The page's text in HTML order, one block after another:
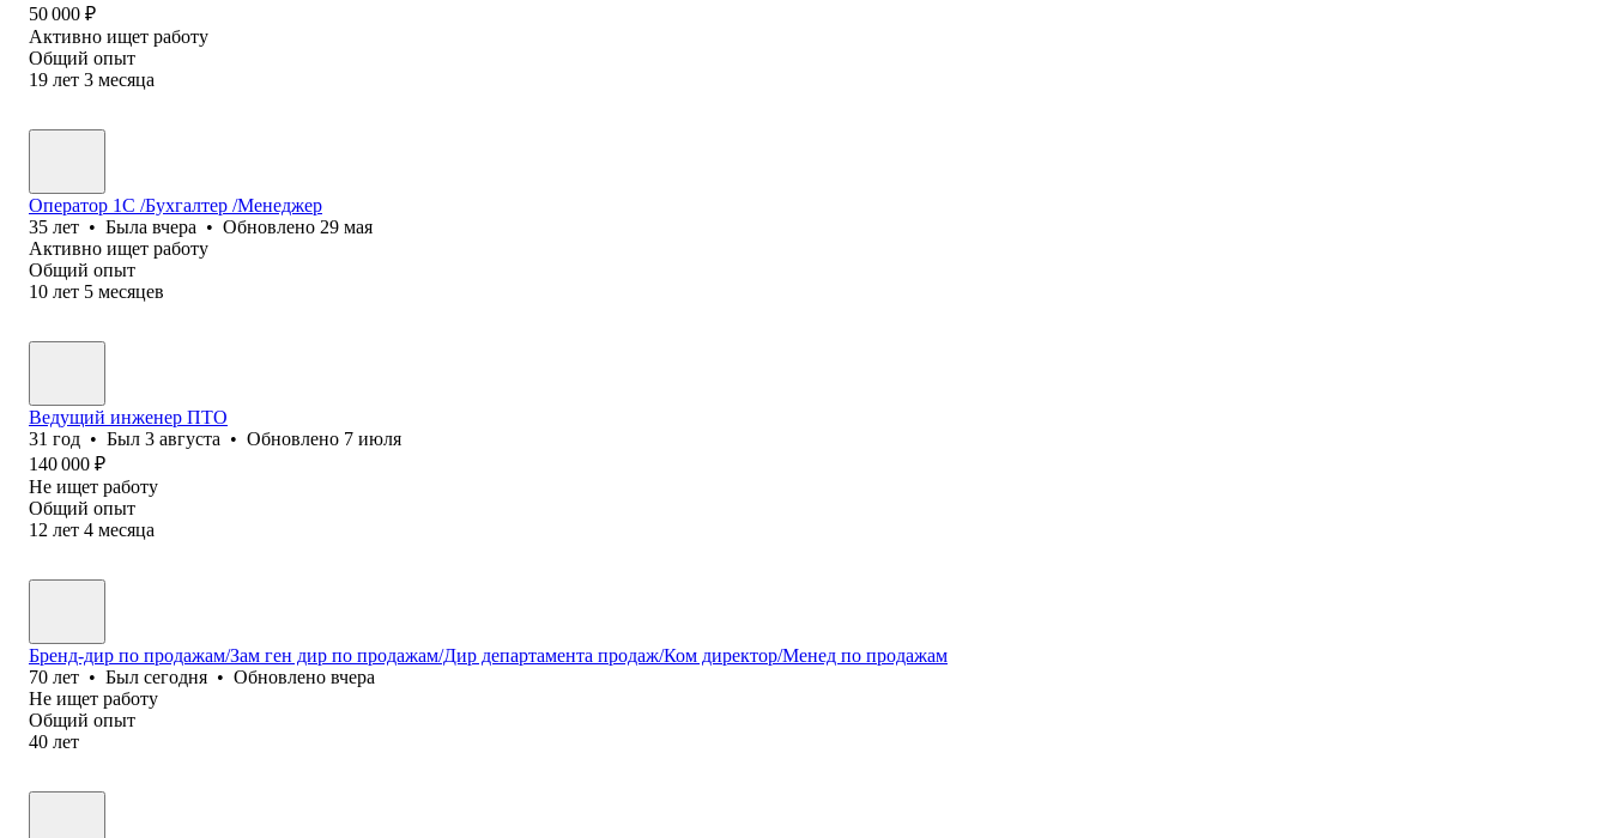
50 000 ₽
Активно ищет работу
Общий опыт
19 лет 3 месяца
Оператор 1С /Бухгалтер /Менеджер
35 лет • Была вчера • Обновлено 29 мая
Активно ищет работу
Общий опыт
10 лет 5 месяцев
Ведущий инженер ПТО
31 год • Был 3 августа • Обновлено 7 июля
140 000 ₽
Не ищет работу
Общий опыт
12 лет 4 месяца
Бренд-дир по продажам/Зам ген дир по продажам/Дир департамента продаж/Ком директор/Менед по продажам
70 лет • Был сегодня • Обновлено вчера
Не ищет работу
Общий опыт
40 лет